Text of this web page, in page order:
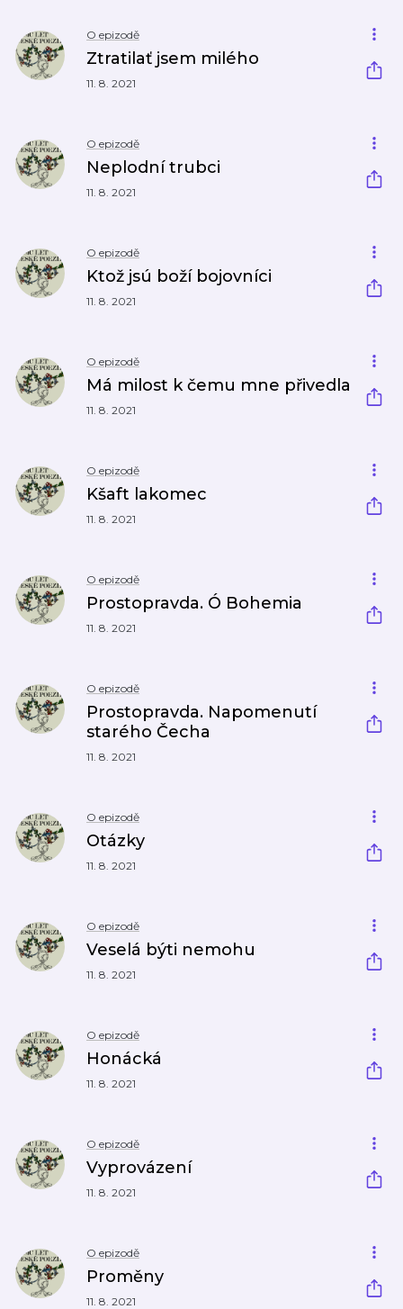
O epizodě
Ztratilať jsem milého
11. 8. 2021
O epizodě
Neplodní trubci
11. 8. 2021
O epizodě
Ktož jsú boží bojovníci
11. 8. 2021
O epizodě
Má milost k čemu mne přivedla
11. 8. 2021
O epizodě
Kšaft lakomec
11. 8. 2021
O epizodě
Prostopravda. Ó Bohemia
11. 8. 2021
O epizodě
Prostopravda. Napomenutí
starého Čecha
11. 8. 2021
O epizodě
Otázky
11. 8. 2021
O epizodě
Veselá býti nemohu
11. 8. 2021
O epizodě
Honácká
11. 8. 2021
O epizodě
Vyprovázení
11. 8. 2021
O epizodě
Proměny
11. 8. 2021